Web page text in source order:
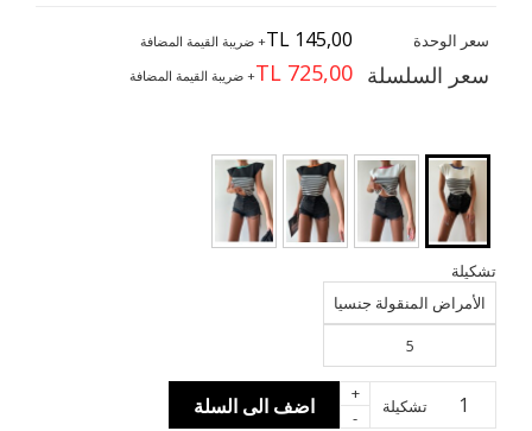
سعر الوحدة TL 145,00+ ضريبة القيمة المضافة
سعر السلسلة TL 725,00+ ضريبة القيمة المضافة
تشكيلة
الأمراض المنقولة جنسيا
5
تشكيلة
+
-
اضف الى السلة